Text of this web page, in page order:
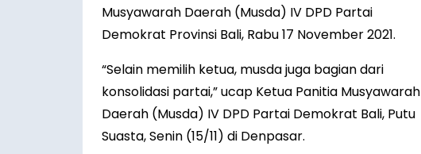
Musyawarah Daerah (Musda) IV DPD Partai
Demokrat Provinsi Bali, Rabu 17 November 2021.
“Selain memilih ketua, musda juga bagian dari
konsolidasi partai,” ucap Ketua Panitia Musyawarah
Daerah (Musda) IV DPD Partai Demokrat Bali, Putu
Suasta, Senin (15/11) di Denpasar.